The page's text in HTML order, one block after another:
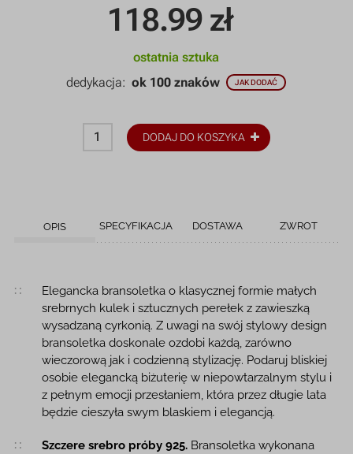
118.99 zł
ostatnia sztuka
dedykacja:ok 100 znaków JAK DODAĆ
DODAJ DO KOSZYKA
OPIS SPECYFIKACJA DOSTAWA ZWROT
Opis produktu
Elegancka bransoletka o klasycznej formie małych
srebrnych kulek i sztucznych perełek z zawieszką
wysadzaną cyrkonią. Z uwagi na swój stylowy design
bransoletka doskonale ozdobi każdą, zarówno
wieczorową jak i codzienną stylizację. Podaruj bliskiej
osobie elegancką biżuterię w niepowtarzalnym stylu i
z pełnym emocji przesłaniem, która przez długie lata
będzie cieszyła swym blaskiem i elegancją.
Szczere srebro próby 925.Bransoletka wykonana